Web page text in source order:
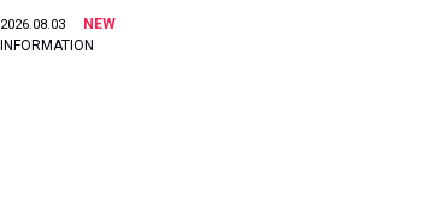
2026.08.03
NEW
INFORMATION